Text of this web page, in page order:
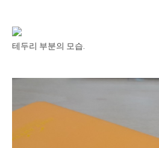
테두리 부분의 모습.